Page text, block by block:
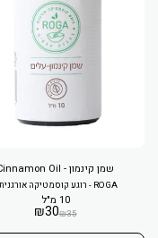
שמן קינמון - Cinnamon Oil
ROGA - רוגע קוסמטיקה אורגנית
10 מ"ל
₪35
₪30